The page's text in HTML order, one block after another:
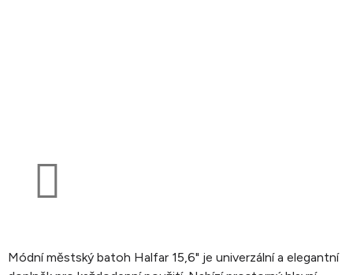
Módní městský batoh Halfar 15,6" je univerzální a elegantní